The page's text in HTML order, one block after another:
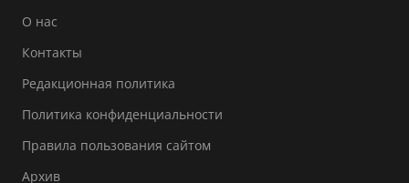
О нас
Контакты
Редакционная политика
Политика конфиденциальности
Правила пользования сайтом
Архив